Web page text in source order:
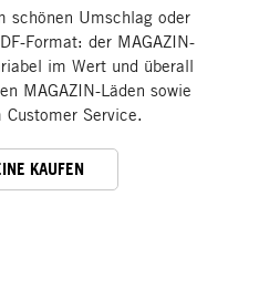
schönen Umschlag oder
Format: der MAGAZIN-
im Wert und überall
MAGAZIN-Läden sowie
Service.
KAUFEN